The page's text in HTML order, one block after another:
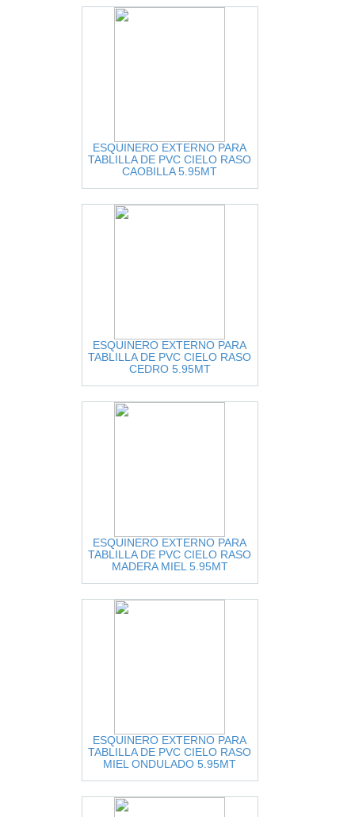
ESQUINERO EXTERNO PARA
TABLILLA DE PVC CIELO RASO
CAOBILLA 5.95MT
ESQUINERO EXTERNO PARA
TABLILLA DE PVC CIELO RASO
CEDRO 5.95MT
ESQUINERO EXTERNO PARA
TABLILLA DE PVC CIELO RASO
MADERA MIEL 5.95MT
ESQUINERO EXTERNO PARA
TABLILLA DE PVC CIELO RASO
MIEL ONDULADO 5.95MT